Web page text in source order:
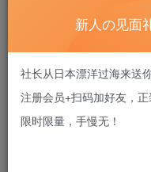
📢 社长提示：新
购买时需要注意：洗
字号洗液别乱买！
新人の见面
社长从日本漂洋过海来送
注册会员+扫码加好友，
限时限量，手慢无！